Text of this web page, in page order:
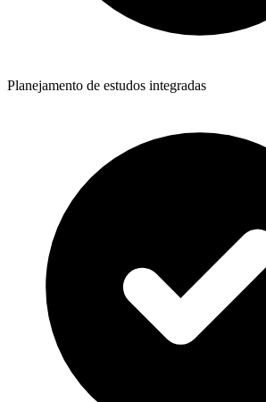
Planejamento de estudos integradas